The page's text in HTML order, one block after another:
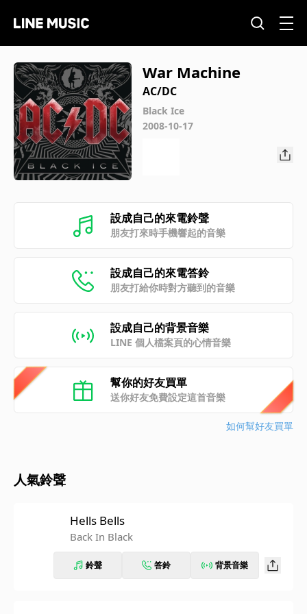
War Machine
AC/DC
Black Ice
2008-10-17
設成自己的來電鈴聲
朋友打來時手機響起的音樂
設成自己的來電答鈴
朋友打給你時對方聽到的音樂
設成自己的背景音樂
LINE 個人檔案頁的心情音樂
幫你的好友買單
送你好友免費設定這首音樂
如何幫好友買單
人氣鈴聲
Hells Bells
Back In Black
鈴聲 答鈴 背景音樂